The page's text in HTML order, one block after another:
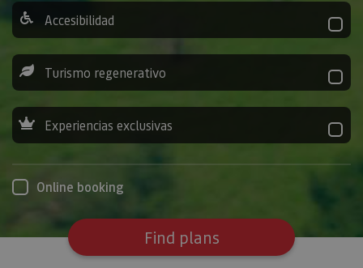
Accesibilidad
Turismo regenerativo
Experiencias exclusivas
Online booking
Find plans